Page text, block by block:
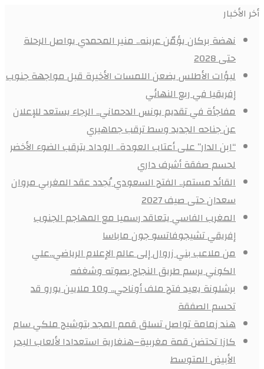
أخر الأخبار
نهضة بركان يؤمّن عرينه.. منير المحمدي يواصل الرحلة
حتى 2028
لبؤات الأطلس يضعن اللمسات الأخيرة قبل مواجهة جنوب
إفريقيا في ربع النهائي
مفاجأة في تقديم يونس الدحماني.. الرجاء يستعد للإعلان
عن جناحه الجديد وسط ترقب جماهيري
“ابن الدار” على أعتاب العودة.. الوداد يترقب الضوء الأخضر
لحسم صفقة أشرف داري
القائد مستمر.. الفتح السعودي يُجدد عقد المغربي مروان
سعدان حتى صيف 2027
المغرب الفاسي يتعاقد رسميا مع المهاجم الجنوب
إفريقي تشيجوفاتسو جون ماباسا
من ملاعب بني زروال إلى عالم الإعلام الرياضي..علي
الكوني يرسم طريق النجاح بصوته وشغفه
برشلونة يعيد فتح ملف أوناحي.. و10 ملايين يورو قد
تحسم الصفقة
هند زمامة تواصل تسلق قمم المجد بتوشيح ملكي سام
كازا تحتضن قمة مغربية–هنغارية استعدادا لألعاب البحر
الأبيض المتوسط